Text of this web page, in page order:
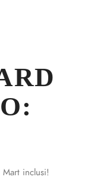
inclusi!